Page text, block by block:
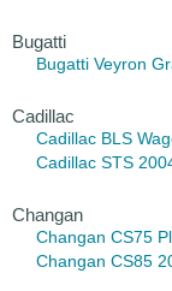
Bugatti
Bugatti Veyron
Cadillac
Cadillac BLS
Cadillac STS
Changan
Changan CS75
Changan CS85